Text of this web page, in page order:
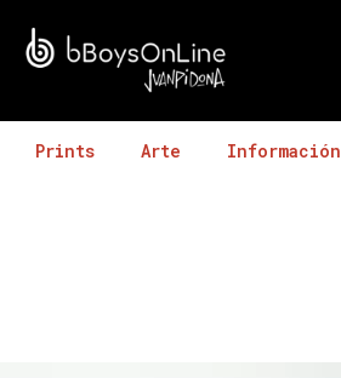
Prints Arte Información